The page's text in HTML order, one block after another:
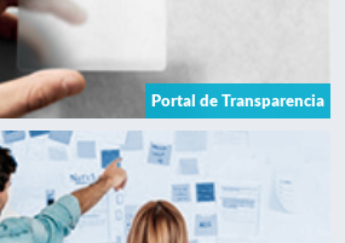
Portal de Transparencia